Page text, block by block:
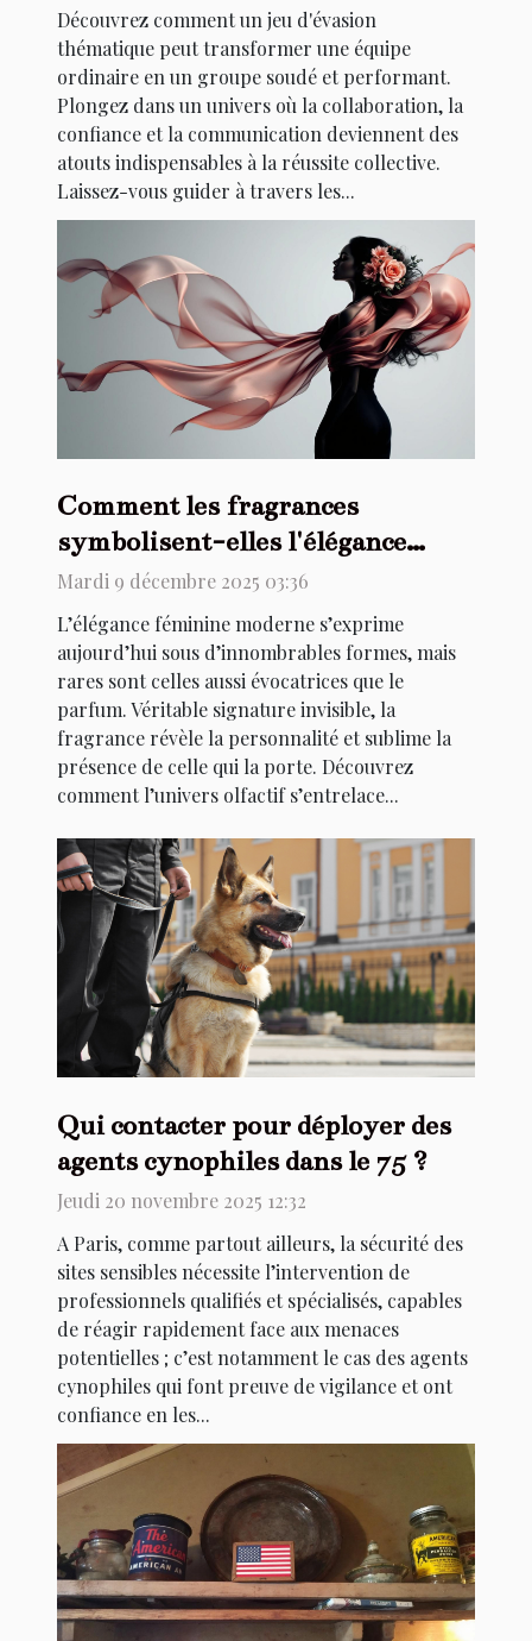
Découvrez comment un jeu d'évasion
thématique peut transformer une équipe
ordinaire en un groupe soudé et performant.
Plongez dans un univers où la collaboration, la
confiance et la communication deviennent des
atouts indispensables à la réussite collective.
Laissez-vous guider à travers les...
Comment les fragrances
symbolisent-elles l'élégance
féminine moderne ?
Mardi 9 décembre 2025 03:36
L’élégance féminine moderne s’exprime
aujourd’hui sous d’innombrables formes, mais
rares sont celles aussi évocatrices que le
parfum. Véritable signature invisible, la
fragrance révèle la personnalité et sublime la
présence de celle qui la porte. Découvrez
comment l’univers olfactif s’entrelace...
Qui contacter pour déployer des
agents cynophiles dans le 75 ?
Jeudi 20 novembre 2025 12:32
A Paris, comme partout ailleurs, la sécurité des
sites sensibles nécessite l’intervention de
professionnels qualifiés et spécialisés, capables
de réagir rapidement face aux menaces
potentielles ; c’est notamment le cas des agents
cynophiles qui font preuve de vigilance et ont
confiance en les...